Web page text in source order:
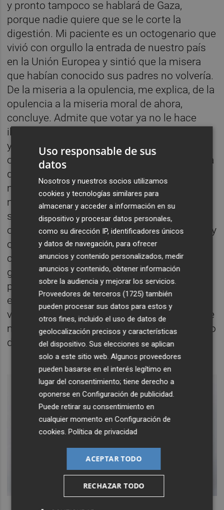
y pronto tampoco se hablará de Gaza,
porque nadie quiere que se le corte la
digestión. Mi paciente es un octogenario que
vivió con orgullo la entrada de nuestro país
en la Unión Europea y sintió que la misera
que habían conocido sus padres no volvería.
De la miseria a la opulencia, me explica, de la
opulencia a la miseria moral de ahora,
concluye. Admite que votar ya no le hace
ilusión porque es como elegir un pack de
yogures: compras una idea y te colocan dos
o tres que no compartes. Y se pregunta para
qué ha servido el progreso, para qué la
memoria y la inteligencia. Los animales no
matan, doctora, los animales son menos
salvajes. Pero hoy tenemos educación
obligatoria, le digo, y mejoras materiales muy
obvias. Existen países con sanidad social
como la nuestra. Y aquí hay por fin
guarderías gratuitas y permisos de
paternidad. Pero no consigo enderezar su
espíritu, solo consigo sentirme como una
vendedora de enciclopedias. El paciente sale
más ligero de mi consulta, pero yo me quedo
derrotada.
Uso responsable de sus
datos
Nosotros y nuestros socios utilizamos
cookies y tecnologías similares para
almacenar y acceder a información en su
dispositivo y procesar datos personales,
como su dirección IP, identificadores únicos
y datos de navegación, para ofrecer
anuncios y contenido personalizados, medir
anuncios y contenido, obtener información
sobre la audiencia y mejorar los servicios.
Proveedores de terceros (1725) también
pueden procesar sus datos para estos y
otros fines, incluido el uso de datos de
geolocalización precisos y características
del dispositivo. Sus elecciones se aplican
solo a este sitio web. Algunos proveedores
pueden basarse en el interés legítimo en
lugar del consentimiento; tiene derecho a
oponerse enConfiguración de publicidad.
Puede retirar su consentimiento en
cualquier momento enConfiguración de
cookies.Política de privacidad
ACEPTAR TODO
RECHAZAR TODO